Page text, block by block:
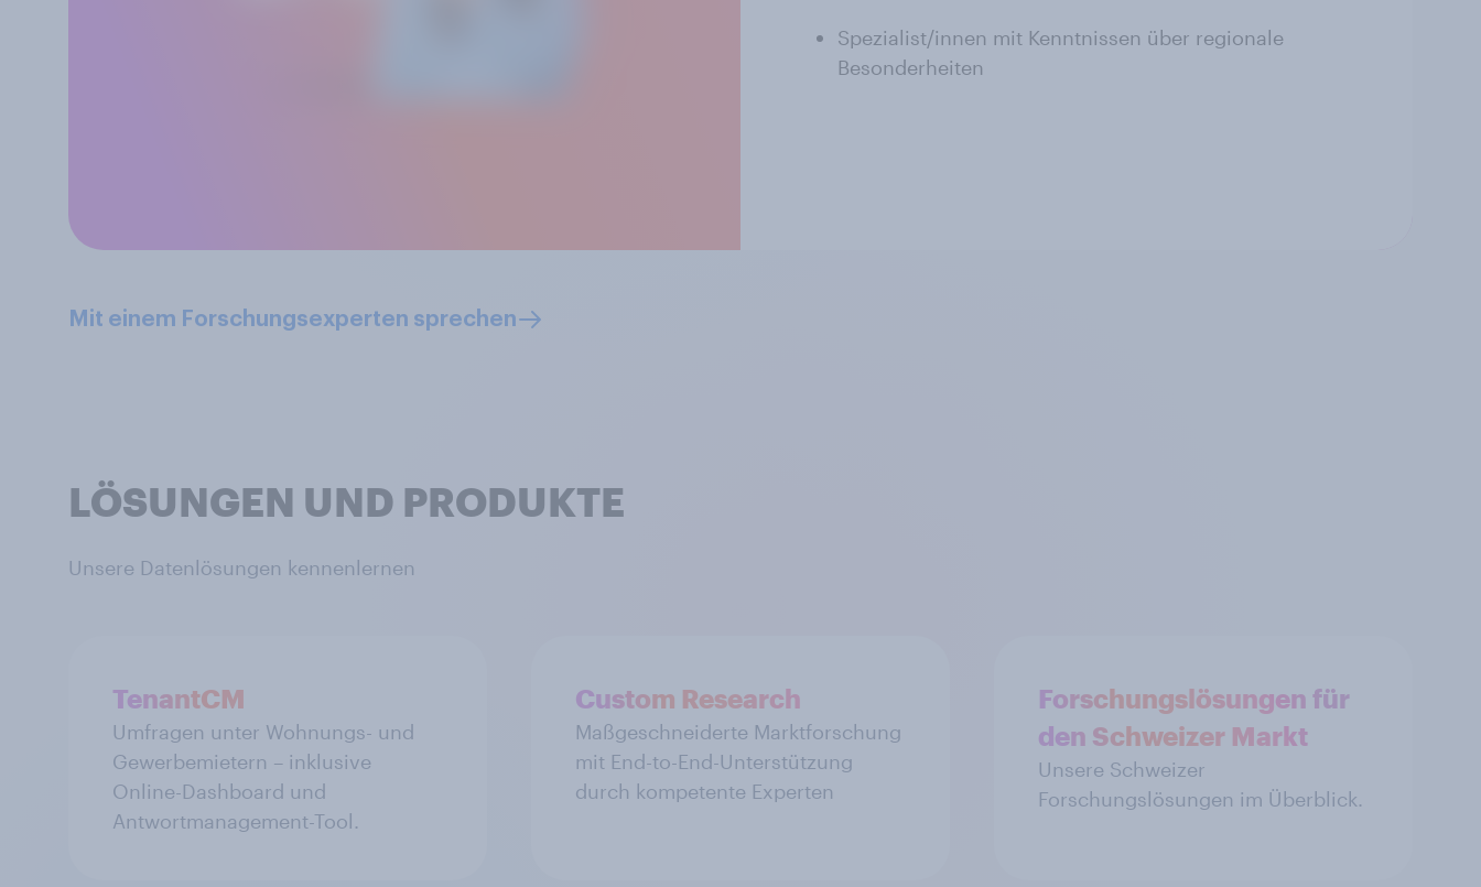
Spezialist/innen mit Kenntnissen über regionale
Besonderheiten
Mit einem Forschungsexperten sprechen
LÖSUNGEN UND PRODUKTE
Unsere Datenlösungen kennenlernen
TenantCM
Umfragen unter Wohnungs- und
Gewerbemietern – inklusive
Online-Dashboard und
Antwortmanagement-Tool.
Custom Research
Maßgeschneiderte Marktforschung
mit End-to-End-Unterstützung
durch kompetente Experten
Forschungslösungen für
den Schweizer Markt
Unsere Schweizer
Forschungslösungen im Überblick.